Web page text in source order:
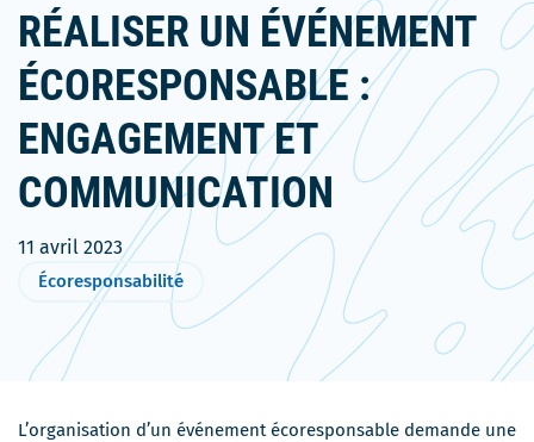
RÉALISER UN ÉVÉNEMENT
ÉCORESPONSABLE :
ENGAGEMENT ET
COMMUNICATION
11 avril 2023
Écoresponsabilité
L’organisation d’un événement écoresponsable demande une